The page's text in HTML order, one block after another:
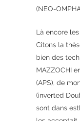
(NEO-
Là encore
Citons la
bien des
MAZZOCHI
(APS), de
(inverted
sont dans